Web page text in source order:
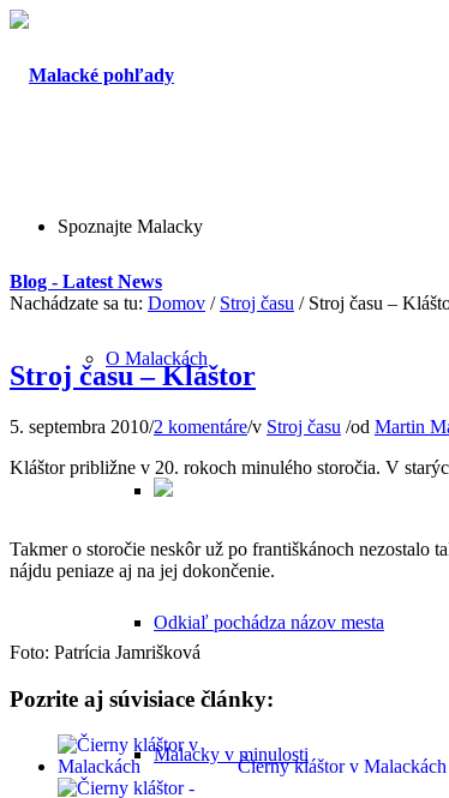
Spoznajte Malacky
O Malackách
Odkiaľ pochádza názov mesta
Malacky v minulosti
Blog - Latest News
Nachádzate sa tu: Domov / Stroj času / Stroj času –
Stroj času – Kláštor
5. septembra 2010/2 komentáre/v Stroj času /od Martin
Kláštor približne v 20. rokoch minulého storočia. V
Takmer o storočie neskôr už po františkánoch nezostalo
nájdu peniaze aj na jej dokončenie.
Foto: Patrícia Jamrišková
Pozrite aj súvisiace články:
Čierny kláštor v Malackách